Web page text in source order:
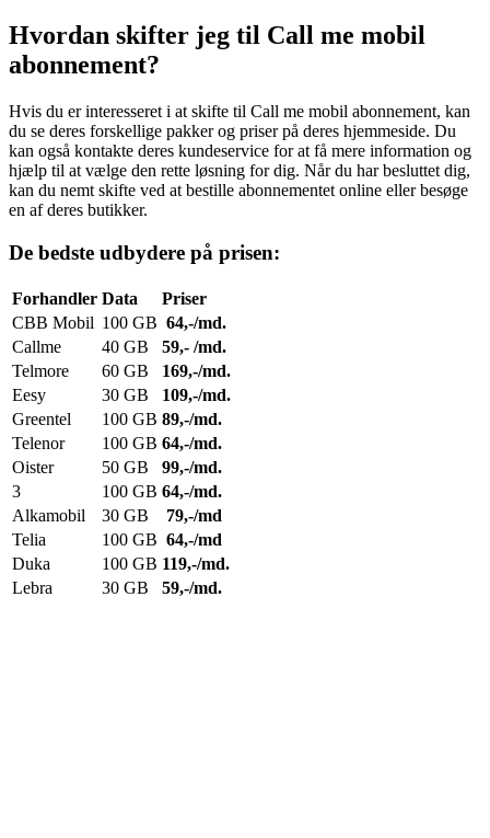
Hvordan skifter jeg til Call me mobil
abonnement?
Hvis du er interesseret i at skifte til Call me mobil abonnement, kan
du se deres forskellige pakker og priser på deres hjemmeside. Du
kan også kontakte deres kundeservice for at få mere information og
hjælp til at vælge den rette løsning for dig. Når du har besluttet dig,
kan du nemt skifte ved at bestille abonnementet online eller besøge
en af deres butikker.
De bedste udbydere på prisen:
Forhandler Data
Priser
CBB Mobil 100 GB 64,-/md.
Callme
40 GB
59,- /md.
Telmore
60 GB
169,-/md.
Eesy
30 GB
109,-/md.
Greentel
100 GB 89,-/md.
Telenor
100 GB 64,-/md.
Oister
50 GB
99,-/md.
3
100 GB 64,-/md.
Alkamobil
30 GB
79,-/md
Telia
100 GB 64,-/md
Duka
100 GB 119,-/md.
Lebra
30 GB 59,-/md.